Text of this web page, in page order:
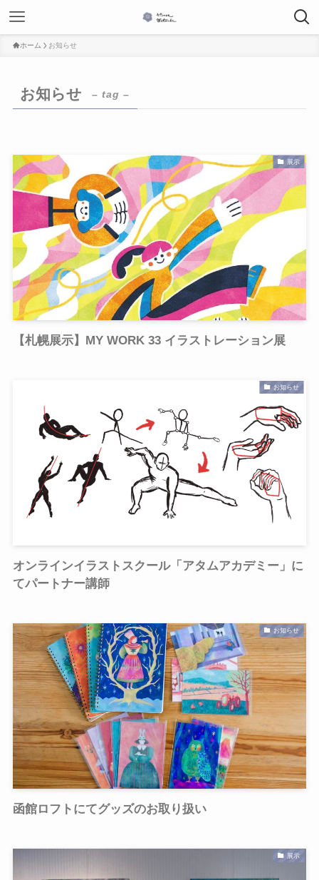
ホーム お知らせ
お知らせ – tag –
展示
【札幌展示】MY WORK 33 イラストレーション展
お知らせ
オンラインイラストスクール「アタムアカデミー」に
てパートナー講師
お知らせ
函館ロフトにてグッズのお取り扱い
展示